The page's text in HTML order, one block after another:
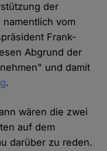
der
vom
Frank-
Abgrund der
und damit
.
wären die zwei
auf dem
darüber zu reden.